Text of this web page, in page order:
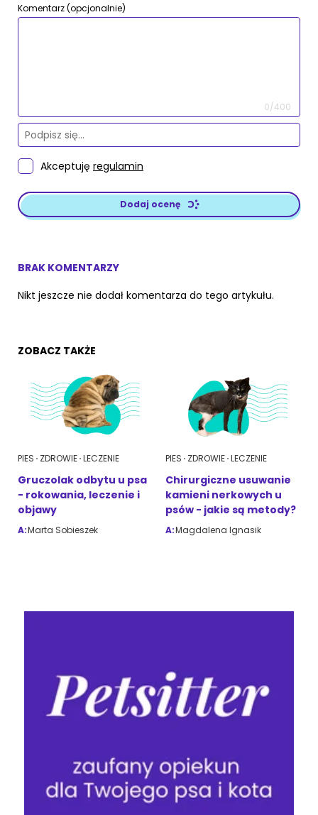
Komentarz (opcjonalnie)
0/400
Akceptuję regulamin
Dodaj ocenę
BRAK KOMENTARZY
Nikt jeszcze nie dodał komentarza do tego artykułu.
ZOBACZ TAKŻE
PIES ZDROWIE LECZENIE
Gruczolak odbytu u psa
- rokowania, leczenie i
objawy
A:Marta Sobieszek
PIES ZDROWIE LECZENIE
Chirurgiczne usuwanie
kamieni nerkowych u
psów - jakie są metody?
A:Magdalena Ignasik